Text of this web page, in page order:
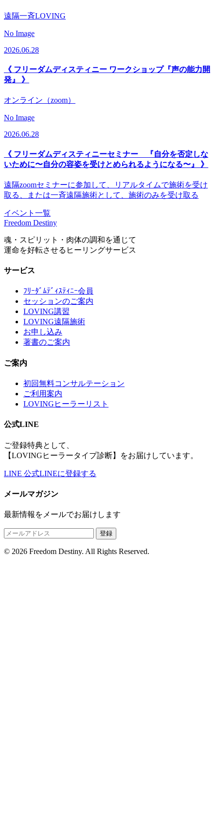
遠隔一斉LOVING
No Image
2026.06.28
《 フリーダムディスティニー ワークショップ『声の能力開
発』 》
オンライン（zoom）
No Image
2026.06.28
《 フリーダムディスティニーセミナー 『自分を否定しな
いために〜自分の容姿を受けとめられるようになる〜』 》
遠隔zoomセミナーに参加して、リアルタイムで施術を受け
取る、または一斉遠隔施術として、施術のみを受け取る
イベント一覧
Freedom Destiny
魂・スピリット・肉体の調和を通じて
運命を好転させるヒーリングサービス
サービス
ﾌﾘｰﾀﾞﾑﾃﾞｨｽﾃｨﾆｰ会員
セッションのご案内
LOVING講習
LOVING遠隔施術
お申し込み
著書のご案内
ご案内
初回無料コンサルテーション
ご利用案内
LOVINGヒーラーリスト
公式LINE
ご登録特典として、
【LOVINGヒーラータイプ診断】をお届けしています。
LINE 公式LINEに登録する
メールマガジン
最新情報をメールでお届けします
登録
© 2026 Freedom Destiny. All Rights Reserved.